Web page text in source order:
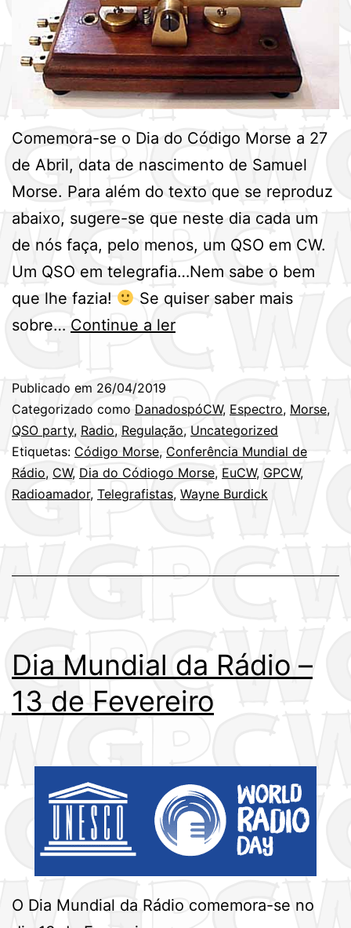
Comemora-se o Dia do Código Morse a 27
de Abril, data de nascimento de Samuel
Morse. Para além do texto que se reproduz
abaixo, sugere-se que neste dia cada um
de nós faça, pelo menos, um QSO em CW.
Um QSO em telegrafia…Nem sabe o bem
que lhe fazia!
Se quiser saber mais
sobre… Continue a lerDia
Código
Morse
–
27
Publicado em 26/04/2019
Categorizado como DanadospóCW, Espectro, Morse,
QSO party, Radio, Regulação, Uncategorized
Etiquetas: Código Morse, Conferência Mundial de
Rádio, CW, Dia do Códiogo Morse, EuCW, GPCW,
Radioamador, Telegrafistas, Wayne Burdick
Dia Mundial da Rádio –
13 de Fevereiro
O Dia Mundial da Rádio comemora-se no